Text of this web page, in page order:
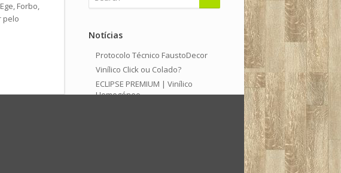
Forbo,
pelo
Notícias
Protocolo Técnico FaustoDecor
Vinílico Click ou Colado?
ECLIPSE PREMIUM | Vinílico
Homogéneo